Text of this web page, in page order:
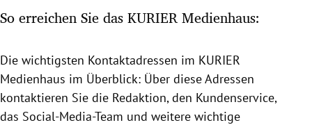
Untermenü
So erreichen Sie das KURIER Medienhaus:
Die wichtigsten Kontaktadressen im KURIER
Medienhaus im Überblick: Über diese Adressen
kontaktieren Sie die Redaktion, den Kundenservice,
das Social-Media-Team und weitere wichtige